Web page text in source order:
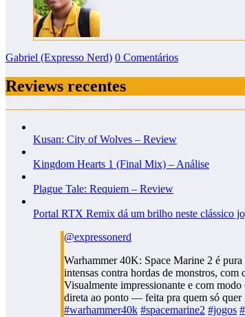
Gabriel (Expresso Nerd) 0 Comentários
Reviews recentes
Kusan: City of Wolves – Review
Kingdom Hearts 1 (Final Mix) – Análise
Plague Tale: Requiem – Review
Portal RTX Remix dá um brilho neste clássico
@expressonerd
Warhammer 40K: Space Marine 2 é
intensas contra hordas de monstros, com
Visualmente impressionante e com
direta ao ponto — feita pra quem só quer
#warhammer40k #spacemarine2 #jogos